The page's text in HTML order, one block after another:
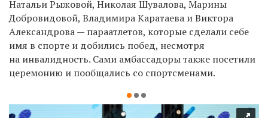
Натальи Рыжовой, Николая Шувалова, Марины
Добровидовой, Владимира Каратаева и Виктора
Александрова — параатлетов, которые сделали себе
имя в спорте и добились побед, несмотря
на инвалидность. Сами амбассадоры также посетили
церемонию и пообщались со спортсменами.